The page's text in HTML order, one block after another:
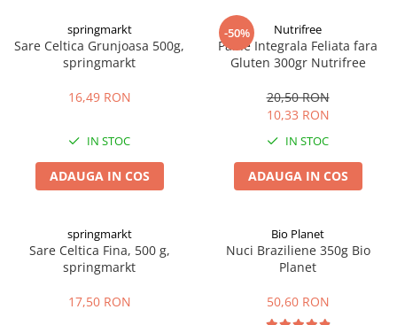
Imunitate
Memorie
Produse sanatate sexuala
Produse pentru Ea
Produse pentru sportivi
Suplimente fitness
Batoane proteice
Pentru antrenament
Mama si copilul
Produse instant
Atelierul de cafea si ceaiuri
Ceaiuri simple
Ceaiuri medicinale compuse
Ceaiuri Maté
Cafea verde
springmarkt
Sare Celtica Grunjoasa 500g,
springmarkt
16,49 RON
IN STOC
ADAUGA IN COS
-50% Nutrifree
Paine Integrala Feliata fara
Gluten 300gr Nutrifree
20,50 RON
10,33 RON
IN STOC
ADAUGA IN COS
springmarkt
Sare Celtica Fina, 500 g,
springmarkt
17,50 RON
Bio Planet
Nuci Braziliene 350g Bio
Planet
50,60 RON